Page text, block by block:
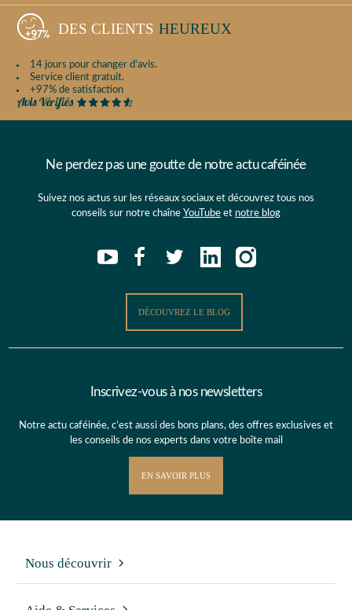
DES CLIENTS HEUREUX
14 jours pour changer d'avis.
Service client gratuit.
+97% de satisfaction
Ne perdez pas une goutte de notre actu caféinée
Suivez nos actus sur les réseaux sociaux et découvrez tous nos
conseils sur notre chaîne YouTube et notre blog
DÉCOUVREZ LE BLOG
Inscrivez-vous à nos newsletters
Notre actu caféinée, c’est aussi des bons plans, des offres exclusives et
les conseils de nos experts dans votre boîte mail
EN SAVOIR PLUS
Nous découvrir